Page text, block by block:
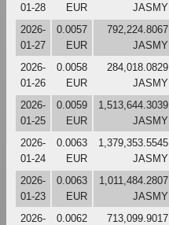
01-28
EUR
JASMY
2026-
01-27
0.0057
EUR
792,224.8067
JASMY
2026-
01-26
0.0058
EUR
284,018.0829
JASMY
2026-
01-25
0.0059
EUR
1,513,644.3039
JASMY
2026-
01-24
0.0063
EUR
1,379,353.5545
JASMY
2026-
01-23
0.0063
EUR
1,011,484.2807
JASMY
2026-
0.0062
713,099.9017